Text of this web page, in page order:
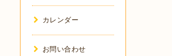
カレンダー
お問い合わせ